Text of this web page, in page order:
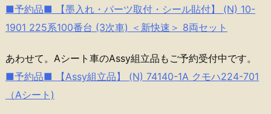
■予約品■ 【墨入れ・パーツ取付・シール貼付】 (N) 10-
1901 225系100番台 (3次車) ＜新快速＞ 8両セット
あわせて。Aシート車のAssy組立品もご予約受付中です。
■予約品■ 【Assy組立品】 (N) 74140-1A クモハ224-701
（Aシート)